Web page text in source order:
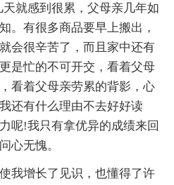
就感到很累，父母亲几年如
。有很多商品要早上搬出，
会很辛苦了，而且家中还有
是忙的不可开交，看着父母
看着父母亲劳累的背影，心
还有什么理由不去好好读
呢!我只有拿优异的成绩来回
心无愧。
增长了见识，也懂得了许